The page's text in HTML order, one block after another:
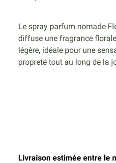
Le spray parfum nomade
diffuse une fragrance
légère, idéale pour une
propreté tout au long de la
Livraison estimée entre le